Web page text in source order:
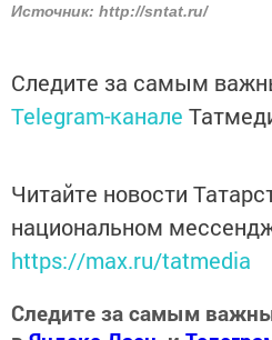
Источник: http://sntat.ru/
Следите за самым
Telegram-канале
Читайте новости
национальном
https://max.ru/tatmedia
Следите за самым